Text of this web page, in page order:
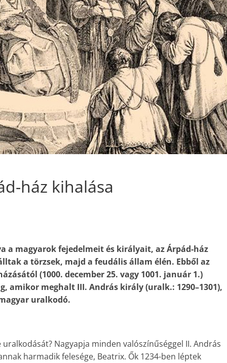
ház kihalása
a magyarok fejedelmeit és királyait, az Árpád-ház
a törzsek, majd a feudális állam élén. Ebből az
(1000. december 25. vagy 1001. január 1.)
amikor meghalt III. András király (uralk.: 1290–1301),
uralkodó.
Nagyapja minden valószínűséggel II. András
harmadik felesége, Beatrix. Ők 1234-ben léptek